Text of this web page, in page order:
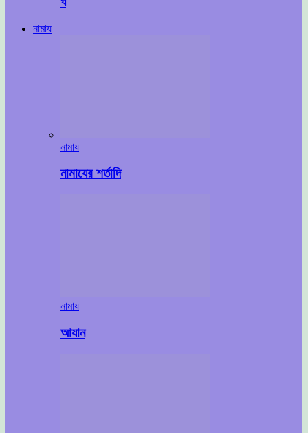
নামায
নামায
নামাযের শর্তাদি
নামায
আযান